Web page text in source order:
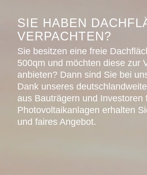
SIE HABEN
VERPACHTEN?
Sie besitzen eine freie
500qm und möchten diese zur
anbieten? Dann sind Sie bei
Dank unseres
aus Bauträgern und Investoren
Photovoltaikanlagen erhalten
und faires Angebot.